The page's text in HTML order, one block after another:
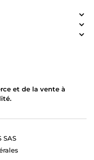
et de la vente à
SAS